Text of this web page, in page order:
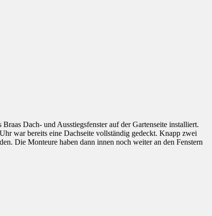
Dach- und Ausstiegsfenster auf der Gartenseite installiert.
war bereits eine Dachseite vollständig gedeckt. Knapp zwei
Die Monteure haben dann innen noch weiter an den Fenstern